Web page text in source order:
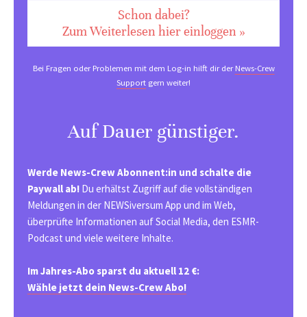
Schon dabei?
Zum Weiterlesen hier einloggen »
Bei Fragen oder Problemen mit dem Log-in hilft dir derNews-Crew
Support gern weiter!
Auf Dauer günstiger.
Werde News-Crew Abonnent:in und schalte die
Paywall ab! Du erhältst Zugriff auf die vollständigen
Meldungen in der NEWSiversum App und im Web,
überprüfte Informationen auf Social Media, den ESMR-
Podcast und viele weitere Inhalte.
Im Jahres-Abo sparst du aktuell 12 €:
Wähle jetzt dein News-Crew Abo!